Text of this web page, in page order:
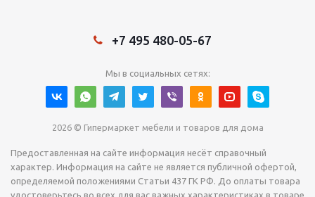
+7 495 480-05-67
Мы в социальных сетях:
2026 © Гипермаркет мебели и товаров для дома
Предоставленная на сайте информация несёт справочный
характер. Информация на сайте не является публичной офертой,
определяемой положениями Статьи 437 ГК РФ. До оплаты товара
удостоверьтесь во всех для вас важных характеристиках в товаре